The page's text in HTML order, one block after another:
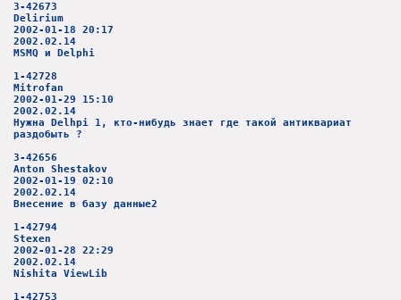
3-42673
Delirium
2002-01-18 20:17
2002.02.14
MSMQ и Delphi
1-42728
Mitrofan
2002-01-29 15:10
2002.02.14
Нужна Delhpi 1, кто-нибудь знает где такой антиквариат
раздобыть ?
3-42656
Anton Shestakov
2002-01-19 02:10
2002.02.14
Внесение в базу данные2
1-42794
Stexen
2002-01-28 22:29
2002.02.14
Nishita ViewLib
1-42753